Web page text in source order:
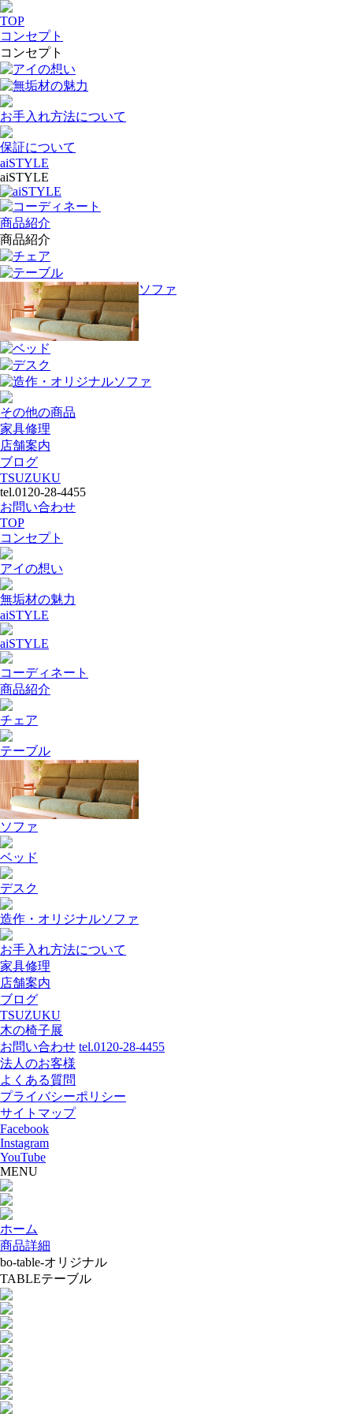
TOP
コンセプト
コンセプト
アイの想い
無垢材の魅力
お手入れ方法について
保証について
aiSTYLE
aiSTYLE
aiSTYLE
コーディネート
商品紹介
商品紹介
チェア
テーブル
ソファ
ベッド
デスク
造作・オリジナルソファ
その他の商品
家具修理
店舗案内
ブログ
TSUZUKU
tel.0120-28-4455
お問い合わせ
TOP
コンセプト
アイの想い
無垢材の魅力
aiSTYLE
aiSTYLE
コーディネート
商品紹介
チェア
テーブル
ソファ
ベッド
デスク
造作・オリジナルソファ
お手入れ方法について
家具修理
店舗案内
ブログ
TSUZUKU
木の椅子展
お問い合わせ tel.0120-28-4455
法人のお客様
よくある質問
プライバシーポリシー
サイトマップ
Facebook
Instagram
YouTube
MENU
ホーム
商品詳細
bo-table-オリジナル
TABLEテーブル